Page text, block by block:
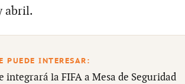
abril.
integrará la FIFA a Mesa de Seguridad